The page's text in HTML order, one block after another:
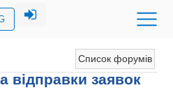
Список форумів
відправки заявок